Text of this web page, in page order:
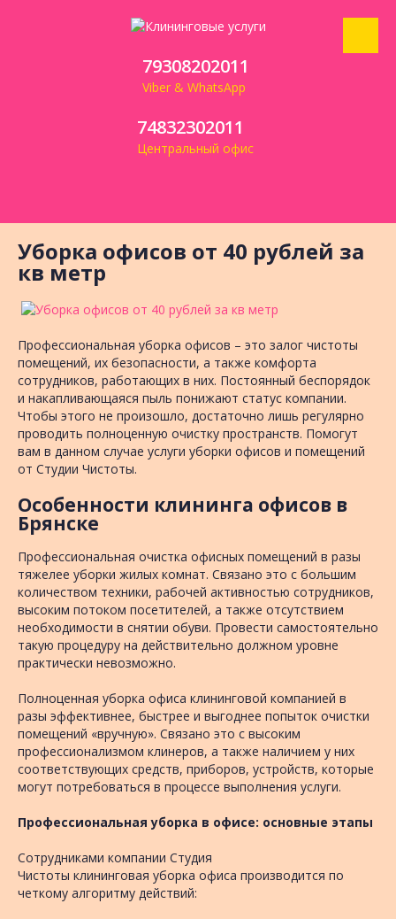
79308202011
Viber & WhatsApp
74832302011
Центральный офис
Уборка офисов от 40 рублей за
кв метр
Профессиональная уборка офисов – это залог чистоты
помещений, их безопасности, а также комфорта
сотрудников, работающих в них. Постоянный беспорядок
и накапливающаяся пыль понижают статус компании.
Чтобы этого не произошло, достаточно лишь регулярно
проводить полноценную очистку пространств. Помогут
вам в данном случае услуги уборки офисов и помещений
от Студии Чистоты.
Особенности клининга офисов в
Брянске
Профессиональная очистка офисных помещений в разы
тяжелее уборки жилых комнат. Связано это с большим
количеством техники, рабочей активностью сотрудников,
высоким потоком посетителей, а также отсутствием
необходимости в снятии обуви. Провести самостоятельно
такую процедуру на действительно должном уровне
практически невозможно.
Полноценная уборка офиса клининговой компанией в
разы эффективнее, быстрее и выгоднее попыток очистки
помещений «вручную». Связано это с высоким
профессионализмом клинеров, а также наличием у них
соответствующих средств, приборов, устройств, которые
могут потребоваться в процессе выполнения услуги.
Профессиональная уборка в офисе: основные этапы
Сотрудниками компании Студия
Чистоты клининговая уборка офиса производится по
четкому алгоритму действий: